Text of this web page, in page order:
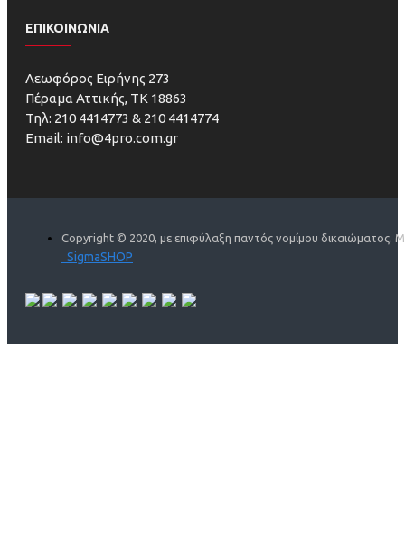
ΕΠΙΚΟΙΝΩΝΙΑ
Λεωφόρος Ειρήνης 273
Πέραμα Αττικής, ΤΚ 18863
Τηλ: 210 4414773 & 210 4414774
Email: info@4pro.com.gr
Copyright © 2020, με επιφύλαξη παντός νομίμου δικαιώματος.
SigmaSHOP